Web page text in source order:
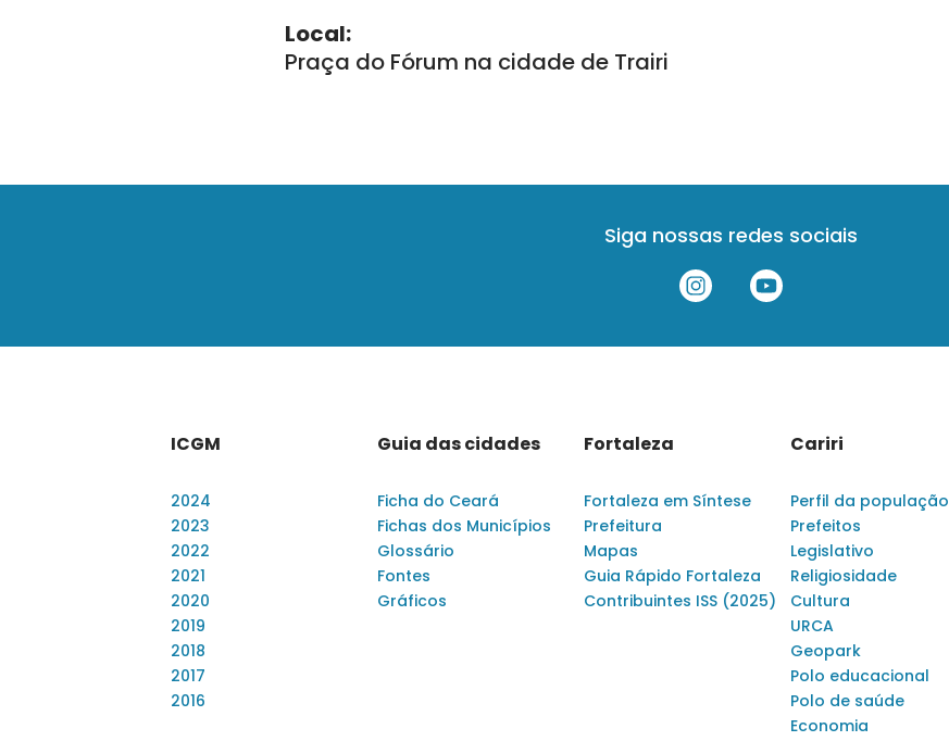
Local:
Praça do Fórum na cidade de Trairi
Siga nossas redes sociais
ICGM
2024
2023
2022
2021
2020
2019
2018
2017
2016
Guia das cidades
Ficha do Ceará
Fichas dos Municípios
Glossário
Fontes
Gráficos
Fortaleza
Fortaleza em Síntese
Prefeitura
Mapas
Guia Rápido Fortaleza
Contribuintes ISS (2025)
Cariri
Perfil da população
Prefeitos
Legislativo
Religiosidade
Cultura
URCA
Geopark
Polo educacional
Polo de saúde
Economia